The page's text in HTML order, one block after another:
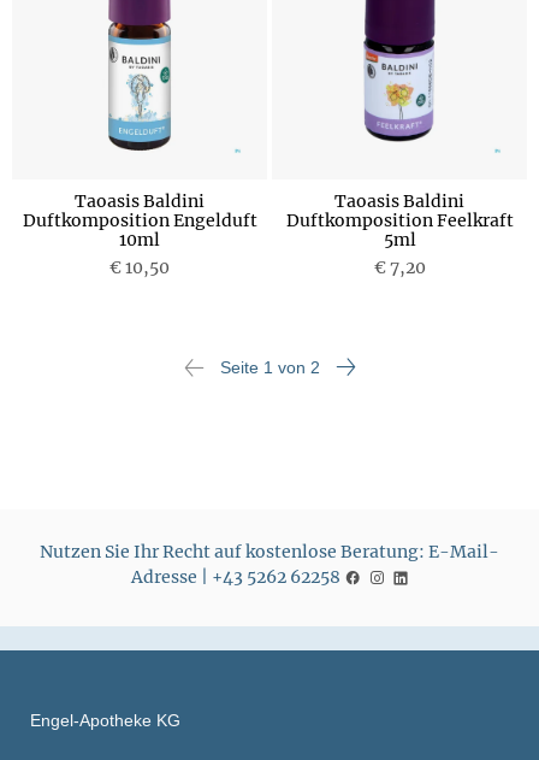
Taoasis Baldini
Duftkomposition Engelduft
10ml
€ 10,50
Taoasis Baldini
Duftkomposition Feelkraft
5ml
€ 7,20
Seite 1 von 2
Nutzen Sie Ihr Recht auf kostenlose Beratung: E-Mail-
Adresse | +43 5262 62258
Engel-Apotheke KG